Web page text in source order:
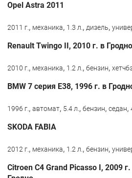
Opel Astra 2011
2011 г., механика, 1.3 л., дизель,
Renault Twingo II, 2010 г. в Гродно
2010 г., механика, 1.2 л., бензин,
BMW 7 серия E38, 1996 г. в
1996 г., автомат, 5.4 л., бензин, седан,
SKODA FABIA
2012 г., механика, 1.2 л., бензин,
Citroen C4 Grand Picasso I, 2009